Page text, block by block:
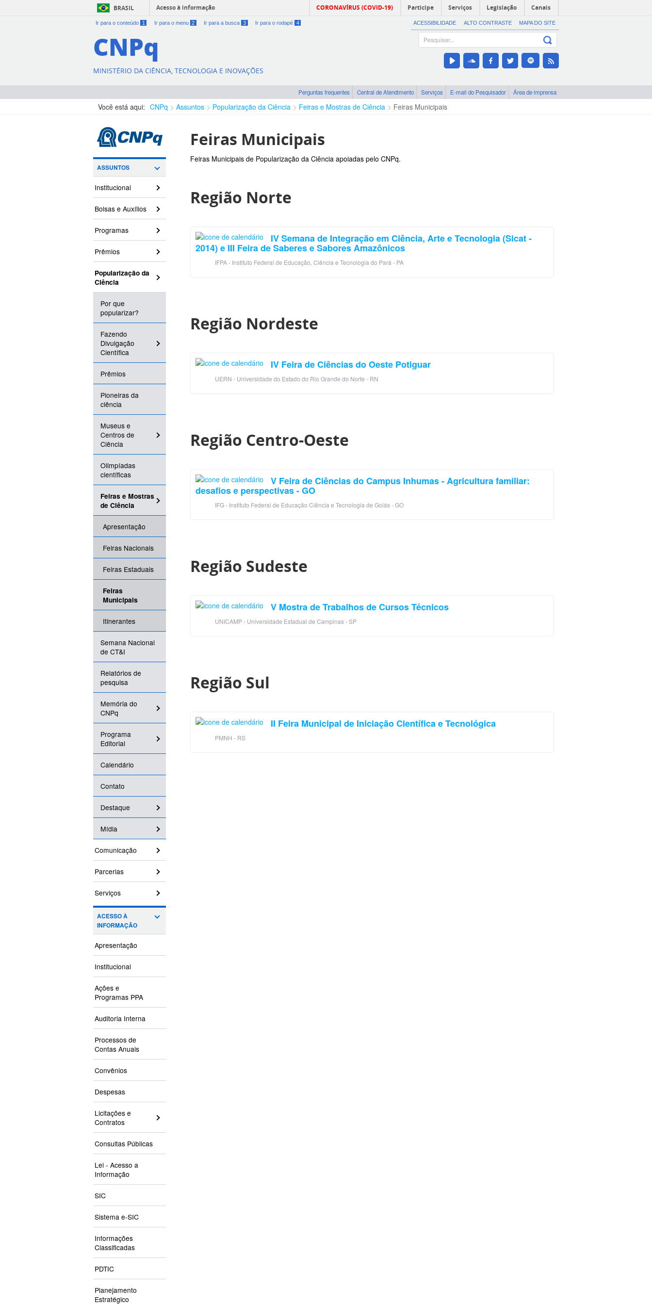
BRASIL Acesso à informação CORONAVÍRUS (COVID-19) Participe Serviços Legislação Canais
Ir para o conteúdo 1 Ir para o menu 2 Ir para a busca 3 Ir para o rodapé 4 ACESSIBILIDADE ALTO CONTRASTE MAPA DO SITE
CNPq
MINISTÉRIO DA CIÊNCIA, TECNOLOGIA E INOVAÇÕES
Perguntas frequentes Central de Atendimento Serviços E-mail do Pesquisador Área de imprensa
Você está aqui: CNPq Assuntos Popularização da Ciência Feiras e Mostras de Ciência Feiras Municipais
ASSUNTOS
Institucional
Bolsas e Auxílios
Programas
Prêmios
Popularização da
Ciência
Por que
popularizar?
Fazendo
Divulgação
Científica
Prêmios
Pioneiras da
ciência
Museus e
Centros de
Ciência
Olimpíadas
científicas
Feiras e Mostras
de Ciência
Apresentação
Feiras Nacionais
Feiras Estaduais
Feiras
Municipais
Itinerantes
Semana Nacional
de CT&I
Relatórios de
pesquisa
Memória do
CNPq
Programa
Editorial
Calendário
Contato
Destaque
Mídia
Comunicação
Parcerias
Serviços
ACESSO À
INFORMAÇÃO
Apresentação
Institucional
Ações e
Programas PPA
Auditoria Interna
Processos de
Contas Anuais
Convênios
Despesas
Licitações e
Contratos
Consultas Públicas
Lei - Acesso a
Informação
SIC
Sistema e-SIC
Informações
Classificadas
PDTIC
Planejamento
Estratégico
Feiras Municipais
Feiras Municipais de Popularização da Ciência apoiadas pelo CNPq.
Região Norte
IV Semana de Integração em Ciência, Arte e Tecnologia (Sicat -
2014) e III Feira de Saberes e Sabores Amazônicos
IFPA - Instituto Federal de Educação, Ciência e Tecnologia do Pará - PA
Região Nordeste
IV Feira de Ciências do Oeste Potiguar
UERN - Universidade do Estado do Rio Grande do Norte - RN
Região Centro-Oeste
V Feira de Ciências do Campus Inhumas - Agricultura familiar:
desafios e perspectivas - GO
IFG - Instituto Federal de Educação Ciência e Tecnologia de Goiás - GO
Região Sudeste
V Mostra de Trabalhos de Cursos Técnicos
UNICAMP - Universidade Estadual de Campinas - SP
Região Sul
II Feira Municipal de Iniciação Científica e Tecnológica
PMNH - RS